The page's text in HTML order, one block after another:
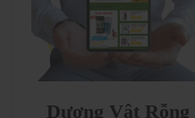
Dương Vật